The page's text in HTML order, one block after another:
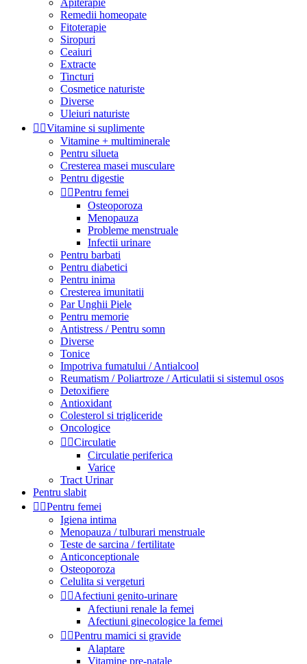
Apiterapie
Remedii homeopate
Fitoterapie
Siropuri
Ceaiuri
Extracte
Tincturi
Cosmetice naturiste
Diverse
Uleiuri naturiste
 Vitamine si suplimente
Vitamine + multiminerale
Pentru silueta
Cresterea masei musculare
Pentru digestie
 Pentru femei
Osteoporoza
Menopauza
Probleme menstruale
Infectii urinare
Pentru barbati
Pentru diabetici
Pentru inima
Cresterea imunitatii
Par Unghii Piele
Pentru memorie
Antistress / Pentru somn
Diverse
Tonice
Impotriva fumatului / Antialcool
Reumatism / Poliartroze / Articulatii si sistemul osos
Detoxifiere
Antioxidant
Colesterol si trigliceride
Oncologice
 Circulatie
Circulatie periferica
Varice
Tract Urinar
Pentru slabit
 Pentru femei
Igiena intima
Menopauza / tulburari menstruale
Teste de sarcina / fertilitate
Anticonceptionale
Osteoporoza
Celulita si vergeturi
 Afectiuni genito-urinare
Afectiuni renale la femei
Afectiuni ginecologice la femei
 Pentru mamici si gravide
Alaptare
Vitamine pre-natale